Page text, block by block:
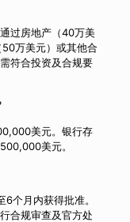
过房地产（40万美
万美元）或其他合
符合投资及合规要
美元。银行存
美元。
个月内获得批准。
合规审查及官方处